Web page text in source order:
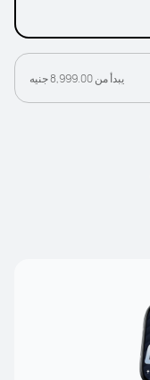
يبدأ من 8,999.00 جنيه